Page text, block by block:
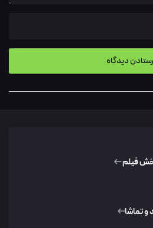
فیلم
و تماشا